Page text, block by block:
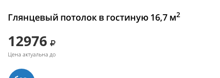
Глянцевый потолок в гостиную 16,7 м2
12976
Цена актуальна до